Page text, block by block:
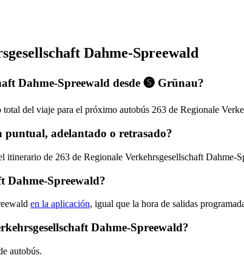
Dahme-Spreewald
Dahme-Spreewald desde 🅢 Grünau?
del viaje para el próximo autobús 263 de Regionale
puntual, adelantado o retrasado?
itinerario de 263 de Regionale Verkehrsgesellschaft Dahme-
Dahme-Spreewald?
en la aplicación, igual que la hora de salidas
Dahme-Spreewald?
autobús.